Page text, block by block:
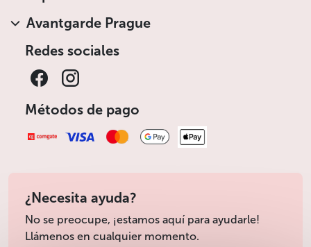
Avantgarde Prague
Redes sociales
Métodos de pago
¿Necesita ayuda?
No se preocupe, ¡estamos aquí para ayudarle!
Llámenos en cualquier momento.